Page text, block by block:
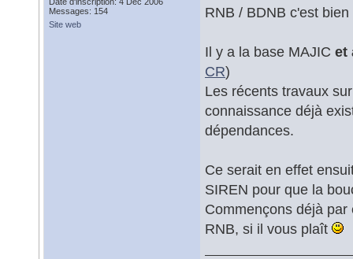
Messages: 154
Site web
RNB / BDNB c'est
Il y a la base MAJIC et
CR)
Les récents travaux
connaissance déjà
dépendances.
Ce serait en effet
SIREN pour que la
Commençons déjà
RNB, si il vous plaît